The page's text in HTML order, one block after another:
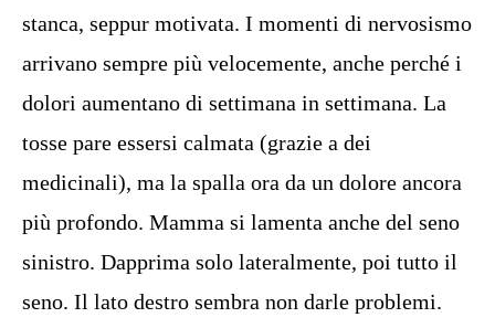
stanca, seppur motivata. I momenti di nervosismo
arrivano sempre più velocemente, anche perché i
dolori aumentano di settimana in settimana. La
tosse pare essersi calmata (grazie a dei
medicinali), ma la spalla ora da un dolore ancora
più profondo. Mamma si lamenta anche del seno
sinistro. Dapprima solo lateralmente, poi tutto il
seno. Il lato destro sembra non darle problemi.